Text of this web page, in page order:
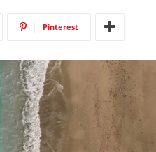
Pinterest